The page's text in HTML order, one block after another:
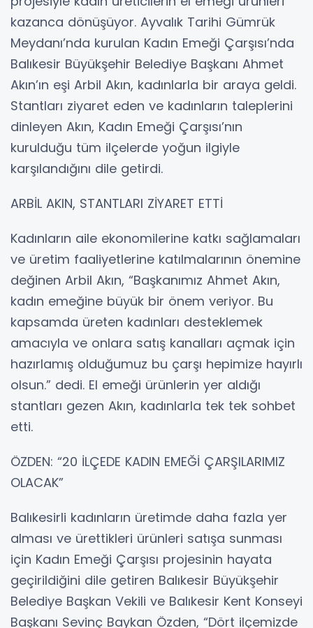
kazanca dönüşüyor. Ayvalık Tarihi Gümrük
Meydanı’nda kurulan Kadın Emeği Çarşısı’nda
Balıkesir Büyükşehir Belediye Başkanı Ahmet
Akın’ın eşi Arbil Akın, kadınlarla bir araya geldi.
Stantları ziyaret eden ve kadınların taleplerini
dinleyen Akın, Kadın Emeği Çarşısı’nın
kurulduğu tüm ilçelerde yoğun ilgiyle
karşılandığını dile getirdi.
ARBİL AKIN, STANTLARI ZİYARET ETTİ
Kadınların aile ekonomilerine katkı sağlamaları
ve üretim faaliyetlerine katılmalarının önemine
değinen Arbil Akın, “Başkanımız Ahmet Akın,
kadın emeğine büyük bir önem veriyor. Bu
kapsamda üreten kadınları desteklemek
amacıyla ve onlara satış kanalları açmak için
hazırlamış olduğumuz bu çarşı hepimize hayırlı
olsun.” dedi. El emeği ürünlerin yer aldığı
stantları gezen Akın, kadınlarla tek tek sohbet
etti.
ÖZDEN: “20 İLÇEDE KADIN EMEĞİ ÇARŞILARIMIZ
OLACAK”
Balıkesirli kadınların üretimde daha fazla yer
alması ve ürettikleri ürünleri satışa sunması
için Kadın Emeği Çarşısı projesinin hayata
geçirildiğini dile getiren Balıkesir Büyükşehir
Belediye Başkan Vekili ve Balıkesir Kent Konseyi
Başkanı Sevinç Baykan Özden, “Dört ilçemizde